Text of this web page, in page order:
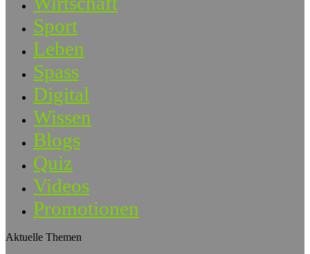
Sport
Leben
Spass
Digital
Wissen
Blogs
Quiz
Videos
Promotionen
Aktuelle Themen